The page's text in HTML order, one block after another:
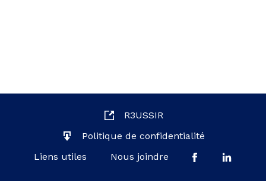
R3USSIR
Politique de confidentialité
Liens utiles
Nous joindre